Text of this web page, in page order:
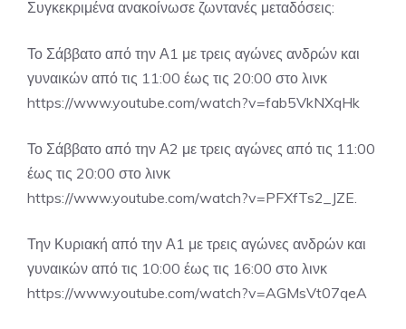
Συγκεκριμένα ανακοίνωσε ζωντανές μεταδόσεις:
Το Σάββατο από την Α1 με τρεις αγώνες ανδρών και
γυναικών από τις 11:00 έως τις 20:00 στο λινκ
https://www.youtube.com/watch?v=fab5VkNXqHk
Το Σάββατο από την Α2 με τρεις αγώνες από τις 11:00
έως τις 20:00 στο λινκ
https://www.youtube.com/watch?v=PFXfTs2_JZE.
Την Κυριακή από την Α1 με τρεις αγώνες ανδρών και
γυναικών από τις 10:00 έως τις 16:00 στο λινκ
https://www.youtube.com/watch?v=AGMsVt07qeA